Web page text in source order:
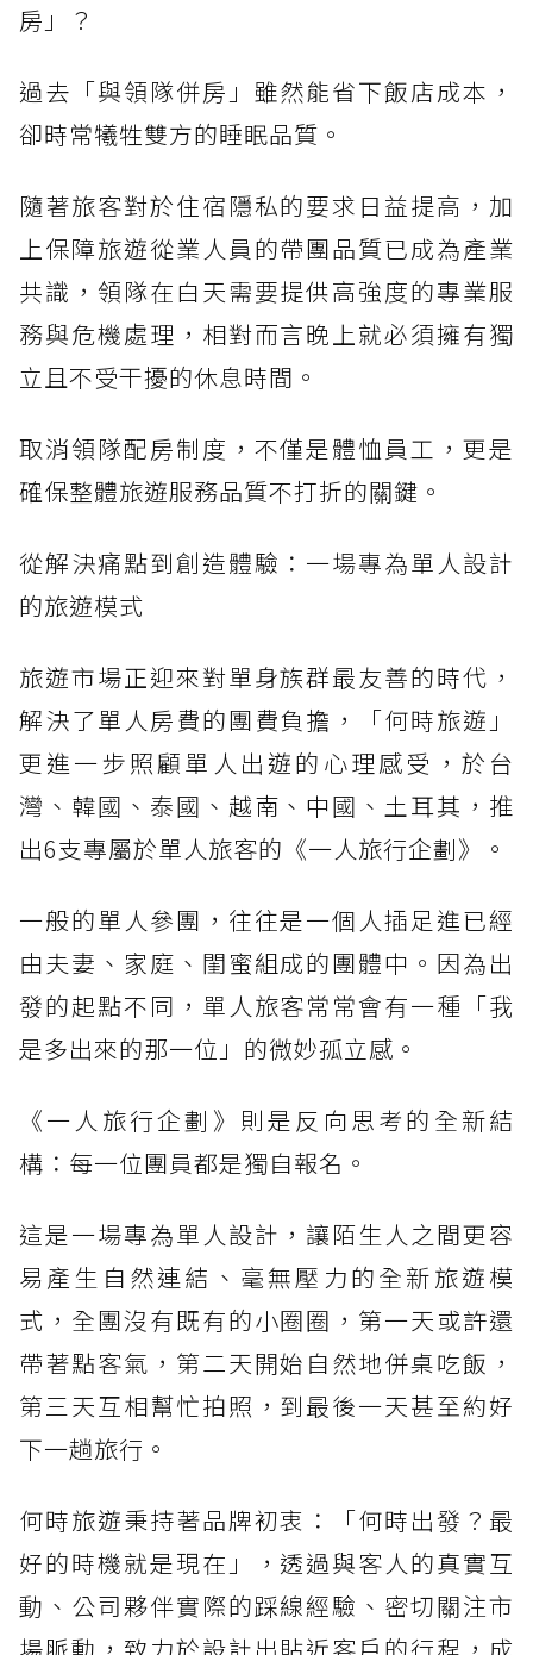
房」？
過去「與領隊併房」雖然能省下飯店成本，
卻時常犧牲雙方的睡眠品質。
隨著旅客對於住宿隱私的要求日益提高，加
上保障旅遊從業人員的帶團品質已成為產業
共識，領隊在白天需要提供高強度的專業服
務與危機處理，相對而言晚上就必須擁有獨
立且不受干擾的休息時間。
取消領隊配房制度，不僅是體恤員工，更是
確保整體旅遊服務品質不打折的關鍵。
從解決痛點到創造體驗：一場專為單人設計
的旅遊模式
旅遊市場正迎來對單身族群最友善的時代，
解決了單人房費的團費負擔，「何時旅遊」
更進一步照顧單人出遊的心理感受，於台
灣、韓國、泰國、越南、中國、土耳其，推
出6支專屬於單人旅客的《一人旅行企劃》。
一般的單人參團，往往是一個人插足進已經
由夫妻、家庭、閨蜜組成的團體中。因為出
發的起點不同，單人旅客常常會有一種「我
是多出來的那一位」的微妙孤立感。
《一人旅行企劃》則是反向思考的全新結
構：每一位團員都是獨自報名。
這是一場專為單人設計，讓陌生人之間更容
易產生自然連結、毫無壓力的全新旅遊模
式，全團沒有既有的小圈圈，第一天或許還
帶著點客氣，第二天開始自然地併桌吃飯，
第三天互相幫忙拍照，到最後一天甚至約好
下一趟旅行。
何時旅遊秉持著品牌初衷：「何時出發？最
好的時機就是現在」，透過與客人的真實互
動、公司夥伴實際的踩線經驗、密切關注市